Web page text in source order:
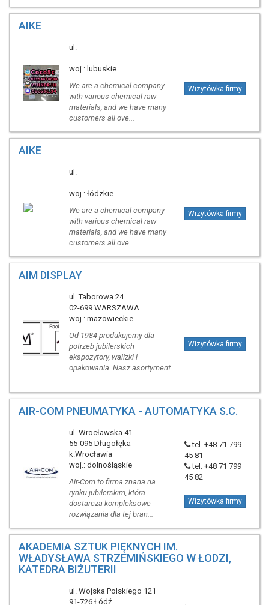
AIKE
ul.
woj.: lubuskie
We are a chemical company
with various chemical raw
materials, and we have many
customers all ove...
Wizytówka firmy
AIKE
ul.
woj.: łódzkie
We are a chemical company
with various chemical raw
materials, and we have many
customers all ove...
Wizytówka firmy
AIM DISPLAY
ul. Taborowa 24
02-699 WARSZAWA
woj.: mazowieckie
Od 1984 produkujemy dla
potrzeb jubilerskich
ekspozytory, walizki i
opakowania. Nasz asortyment
...
Wizytówka firmy
AIR-COM PNEUMATYKA - AUTOMATYKA S.C.
ul. Wrocławska 41
55-095 Długołęka
k.Wrocławia
woj.: dolnośląskie
Air-Com to firma znana na
rynku jubilerskim, która
dostarcza kompleksowe
rozwiązania dla tej bran...
tel. +48 71 799
45 81
tel. +48 71 799
45 82
Wizytówka firmy
AKADEMIA SZTUK PIĘKNYCH IM.
WŁADYSŁAWA STRZEMIŃSKIEGO W ŁODZI,
KATEDRA BIŻUTERII
ul. Wojska Polskiego 121
91-726 Łódź